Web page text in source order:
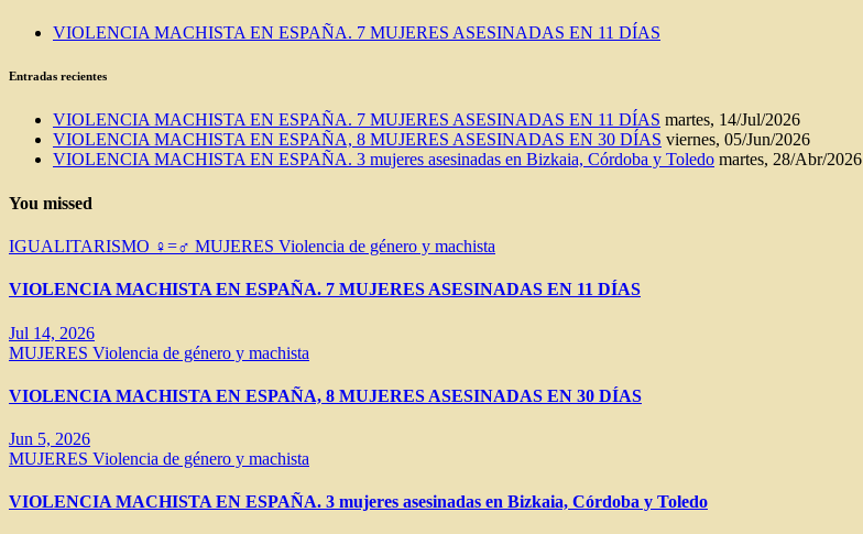
VIOLENCIA MACHISTA EN ESPAÑA. 7 MUJERES ASESINADAS EN 11 DÍAS
Entradas recientes
VIOLENCIA MACHISTA EN ESPAÑA. 7 MUJERES ASESINADAS EN 11 DÍAS martes, 14/Jul/2026
VIOLENCIA MACHISTA EN ESPAÑA, 8 MUJERES ASESINADAS EN 30 DÍAS viernes, 05/Jun/2026
VIOLENCIA MACHISTA EN ESPAÑA. 3 mujeres asesinadas en Bizkaia, Córdoba y Toledo martes, 28/Abr/2026
You missed
IGUALITARISMO ♀=♂ MUJERES Violencia de género y machista
VIOLENCIA MACHISTA EN ESPAÑA. 7 MUJERES ASESINADAS EN 11 DÍAS
Jul 14, 2026
MUJERES Violencia de género y machista
VIOLENCIA MACHISTA EN ESPAÑA, 8 MUJERES ASESINADAS EN 30 DÍAS
Jun 5, 2026
MUJERES Violencia de género y machista
VIOLENCIA MACHISTA EN ESPAÑA. 3 mujeres asesinadas en Bizkaia, Córdoba y Toledo